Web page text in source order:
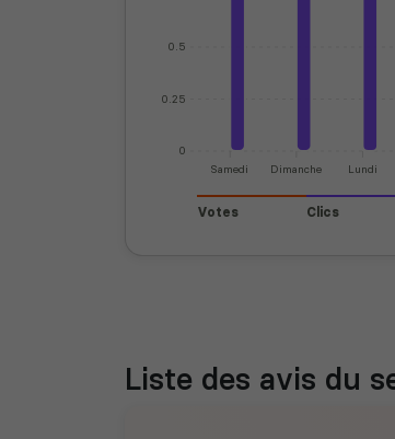
0
0.25
0.5
Samedi Dimanche Lundi
Votes Clics
Liste des avis du